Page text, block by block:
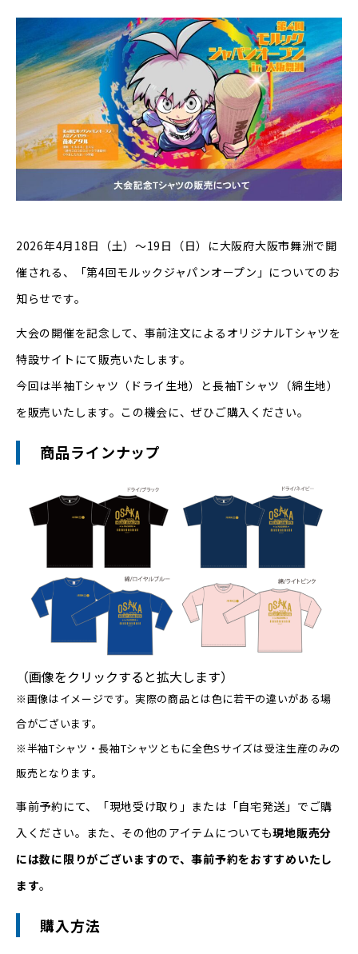
2026年4月18日（土）～19日（日）に大阪府大阪市舞洲で開
催される、「第4回モルックジャパンオープン」についてのお
知らせです。
大会の開催を記念して、事前注文によるオリジナルTシャツを
特設サイトにて販売いたします。
今回は半袖Tシャツ（ドライ生地）と長袖Tシャツ（綿生地）
を販売いたします。この機会に、ぜひご購入ください。
商品ラインナップ
（画像をクリックすると拡大します）
※画像はイメージです。実際の商品とは色に若干の違いがある場
合がございます。
※半袖Tシャツ・長袖Tシャツともに全色Sサイズは受注生産のみの
販売となります。
事前予約にて、「現地受け取り」または「自宅発送」でご購
入ください。また、その他のアイテムについても現地販売分
には数に限りがございますので、事前予約をおすすめいたし
ます。
購入方法